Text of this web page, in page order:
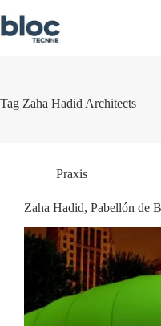
to
content
Tag Zaha Hadid Architects
Praxis
Zaha Hadid, Pabellón de